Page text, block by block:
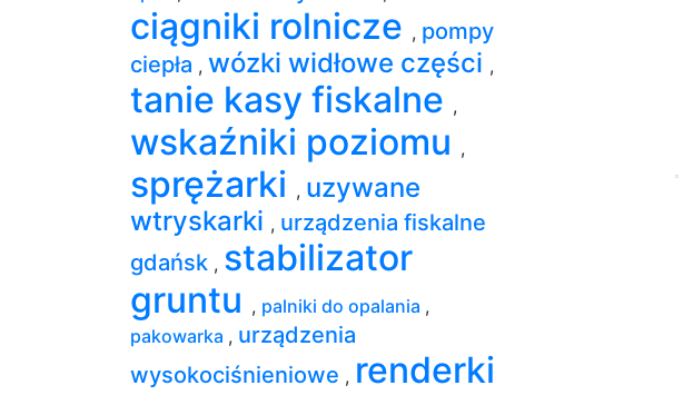
ciągniki rolnicze , pompy
ciepła , wózki widłowe części ,
tanie kasy fiskalne ,
wskaźniki poziomu ,
sprężarki , uzywane
wtryskarki , urządzenia fiskalne
gdańsk , stabilizator
gruntu , palniki do opalania ,
pakowarka , urządzenia
wysokociśnieniowe , renderki